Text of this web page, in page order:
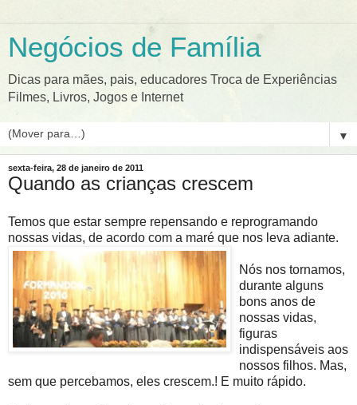
Negócios de Família
Dicas para mães, pais, educadores Troca de Experiências
Filmes, Livros, Jogos e Internet
▼
sexta-feira, 28 de janeiro de 2011
Quando as crianças crescem
Temos que estar sempre repensando e reprogramando
nossas vidas, de acordo com a maré que nos leva adiante.
Nós nos tornamos,
durante alguns
bons anos de
nossas vidas,
figuras
indispensáveis aos
nossos filhos. Mas,
sem que percebamos, eles crescem.! E muito rápido.